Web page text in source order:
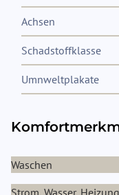
Achsen
Schadstoffklasse
Umnweltplakate
Waschen
Strom, Wasser, Heizung